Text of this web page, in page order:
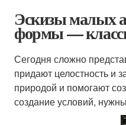
Эскизы малых
формы —
Сегодня сложно
придают целостность и
природой и помогают
создание условий,